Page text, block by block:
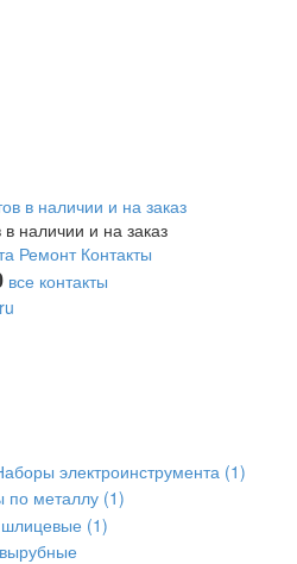
наличии и на заказ
Ремонт Контакты
все контакты
электроинструмента (1)
по металлу (1)
(1)